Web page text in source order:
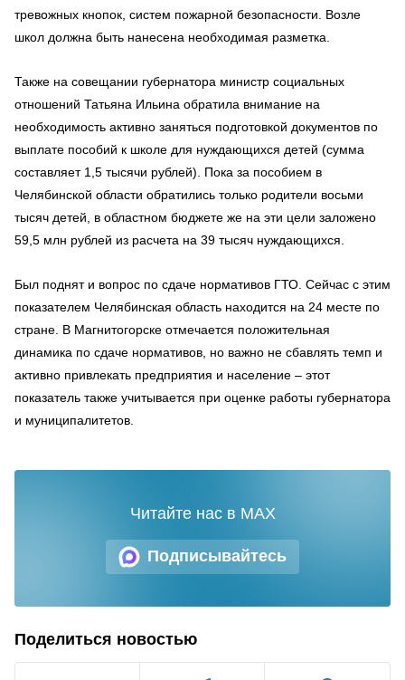
тревожных кнопок, систем пожарной безопасности. Возле
школ должна быть нанесена необходимая разметка.
Также на совещании губернатора министр социальных
отношений Татьяна Ильина обратила внимание на
необходимость активно заняться подготовкой документов по
выплате пособий к школе для нуждающихся детей (сумма
составляет 1,5 тысячи рублей). Пока за пособием в
Челябинской области обратились только родители восьми
тысяч детей, в областном бюджете же на эти цели заложено
59,5 млн рублей из расчета на 39 тысяч нуждающихся.
Был поднят и вопрос по сдаче нормативов ГТО. Сейчас с этим
показателем Челябинская область находится на 24 месте по
стране. В Магнитогорске отмечается положительная
динамика по сдаче нормативов, но важно не сбавлять темп и
активно привлекать предприятия и население – этот
показатель также учитывается при оценке работы губернатора
и муниципалитетов.
Подписывайтесь
Читайте нас в MAX
Поделиться новостью